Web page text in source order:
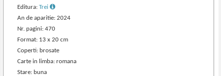
Editura:Trei
An de aparitie: 2024
Nr. pagini: 470
Format: 13 x 20 cm
Coperti: brosate
Carte in limba: romana
Stare: buna